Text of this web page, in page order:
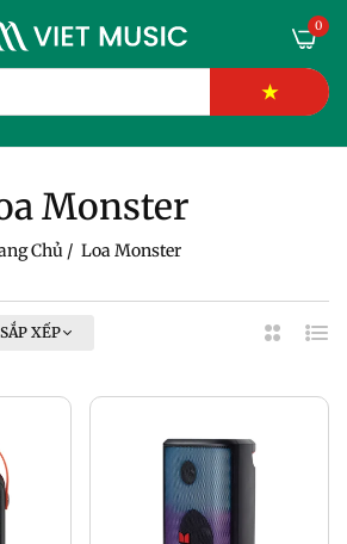
★
0
Monster
Chủ / Loa Monster
SẮP XẾP
2